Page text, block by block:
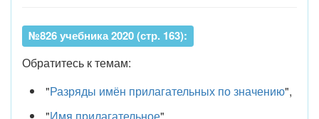
№826 учебника 2020 (стр. 163):
Обратитесь к темам:
"Разряды имён прилагательных по значению",
"Имя прилагательное".